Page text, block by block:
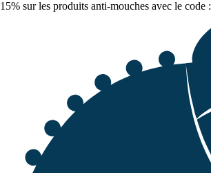
15% sur les produits anti-mouches avec le code :